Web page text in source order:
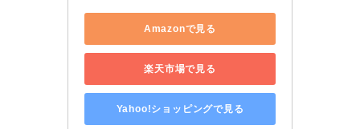
Amazonで見る
楽天市場で見る
Yahoo!ショッピングで見る